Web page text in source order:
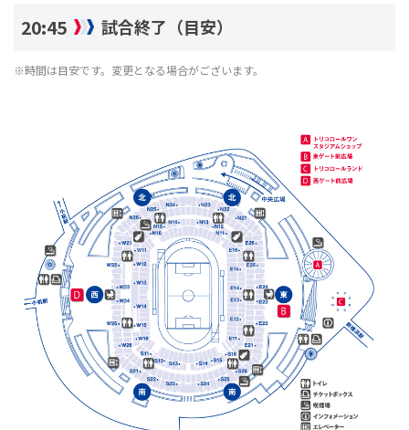
20:45 試合終了（目安）
※時間は目安です。変更となる場合がございます。